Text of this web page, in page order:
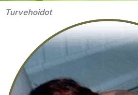
Turvehoidot